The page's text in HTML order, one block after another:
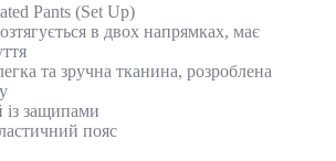
Pants (Set Up)
в двох напрямках, має
та зручна тканина, розроблена
із защипами
пояс